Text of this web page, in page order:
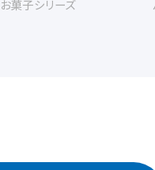
お菓子シリーズ